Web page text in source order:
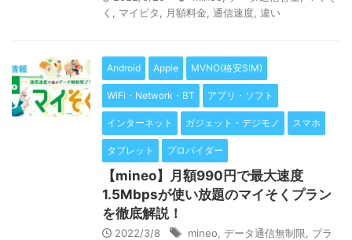
く
マイピタ 月額料金 通信速度 違い
Android Apple MVNO(格安SIM)
WiFi・Network・BT アプリ・ソフト
インターネット ガジェット・デジモノ スマホ
タブレット プロバイダー
【mineo】月額990円で最大速度
1.5Mbpsが使い放題のマイそくプラン
を徹底解説！
2022/3/8 mineo データ通信無制限
プラ